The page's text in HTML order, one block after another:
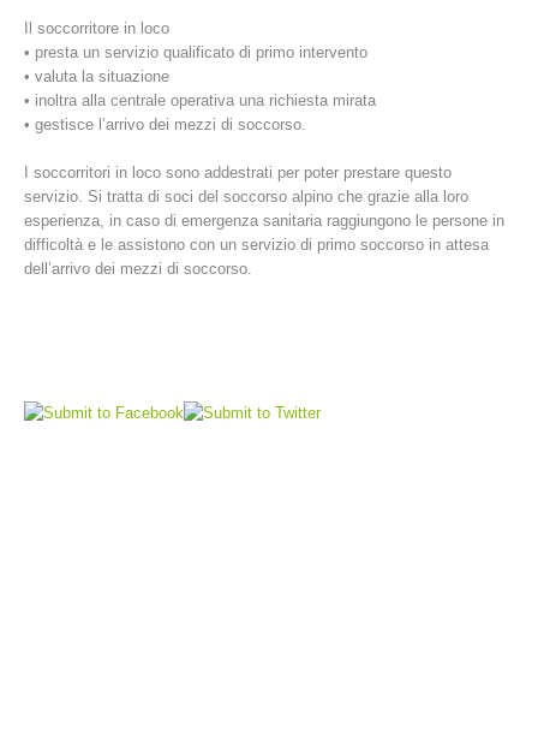
Il soccorritore in loco
• presta un servizio qualificato di primo intervento
• valuta la situazione
• inoltra alla centrale operativa una richiesta mirata
• gestisce l’arrivo dei mezzi di soccorso.
I soccorritori in loco sono addestrati per poter prestare questo
servizio. Si tratta di soci del soccorso alpino che grazie alla loro
esperienza, in caso di emergenza sanitaria raggiungono le persone in
difficoltà e le assistono con un servizio di primo soccorso in attesa
dell’arrivo dei mezzi di soccorso.